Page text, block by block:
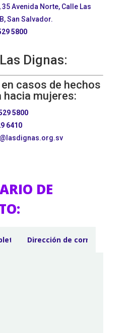
35 Avenida Norte, Calle Las
San Salvador.
5800
Dignas:
casos de hechos
hacia mujeres:
5800
6410
DE